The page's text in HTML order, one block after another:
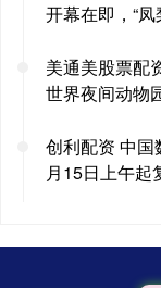
开幕在即，“
美通美股票配
世界夜间动物
创利配资 中
月15日上午起